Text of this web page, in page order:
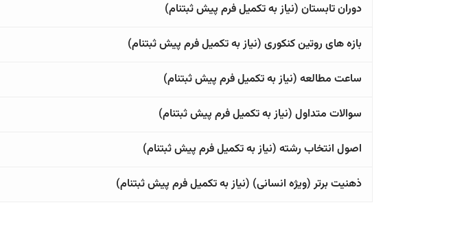
دوران تابستان (نیاز به تکمیل فرم پیش ثبتنام)
بازه های روتین کنکوری (نیاز به تکمیل فرم پیش ثبتنام)
ساعت مطالعه (نیاز به تکمیل فرم پیش ثبتنام)
سوالات متداول (نیاز به تکمیل فرم پیش ثبتنام)
اصول انتخاب رشته (نیاز به تکمیل فرم پیش ثبتنام)
ذهنیت برتر (ویژه انسانی) (نیاز به تکمیل فرم پیش ثبتنام)